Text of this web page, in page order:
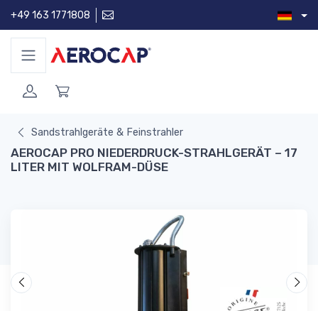
+49 163 1771808
Sandstrahlgeräte & Feinstrahler
AEROCAP PRO NIEDERDRUCK-STRAHLGERÄT – 17
LITER MIT WOLFRAM-DÜSE